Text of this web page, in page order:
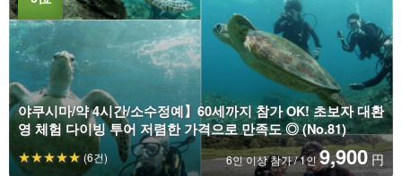
야쿠시마/약 4시간/소수정예】60세까지 참가 OK! 초보자 대환
영 체험 다이빙 투어 저렴한 가격으로 만족도 ◎ (No.81)
6인 이상 참가 / 1인9,900 円
(6건)